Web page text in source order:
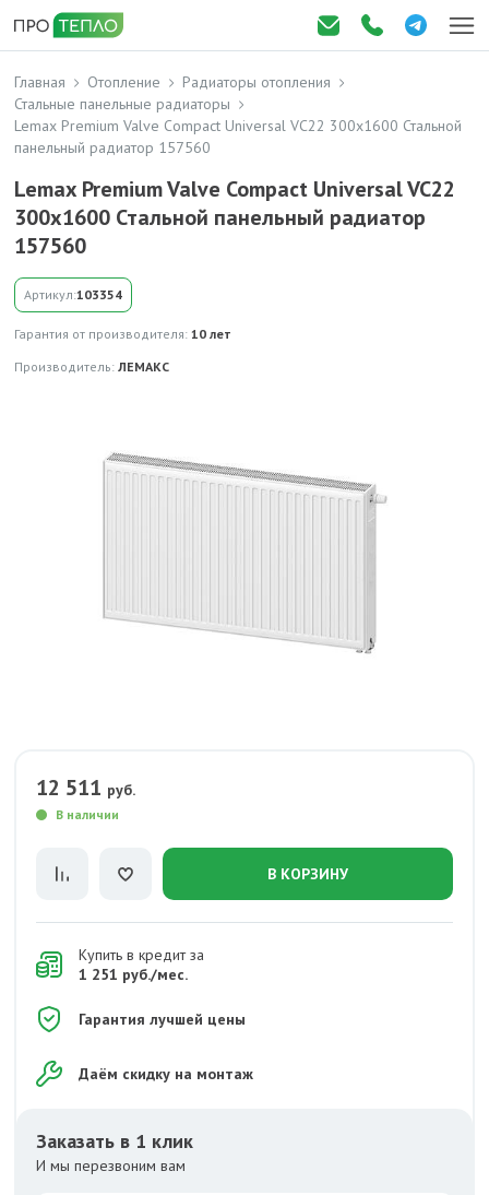
Главная Отопление
Радиаторы отопления
Стальные панельные радиаторы
Lemax Premium Valve Compact Universal VC22 300x1600 Стальной
панельный радиатор 157560
Lemax Premium Valve Compact Universal VC22
300x1600 Стальной панельный радиатор
157560
Артикул:103354
Гарантия от производителя: 10 лет
Производитель: ЛЕМАКС
12 511 руб.
В наличии
В КОРЗИНУ
Купить в кредит за
1 251 руб./мес.
Гарантия лучшей цены
Даём скидку на монтаж
Заказать в 1 клик
И мы перезвоним вам